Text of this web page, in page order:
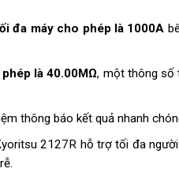
đa máy cho phép là 1000A
là 40.00MΩ, một thông số
thông báo kết quả nhanh
2127R hỗ trợ tối đa